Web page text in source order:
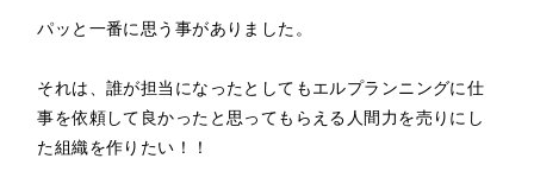
パッと一番に思う事がありました。
それは、誰が担当になったとしてもエルプランニングに仕
事を依頼して良かったと思ってもらえる人間力を売りにし
た組織を作りたい！！